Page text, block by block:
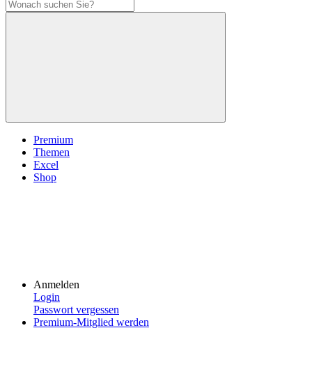
Premium
Themen
Excel
Shop
Anmelden
Login
Passwort vergessen
Premium-Mitglied werden